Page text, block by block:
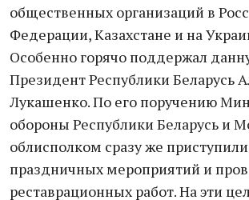
общественных организаций в
Федерации, Казахстане и на
Особенно горячо поддержал
Президент Республики Беларусь
Лукашенко. По его поручению
обороны Республики Беларусь и
облисполком сразу же
праздничных мероприятий и
реставрационных работ. На эти